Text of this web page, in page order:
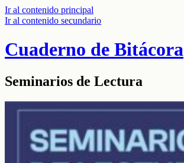
Ir al contenido principal
Ir al contenido secundario
Cuaderno de Bitácora
Seminarios de Lectura